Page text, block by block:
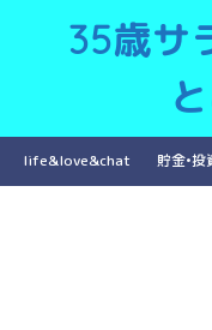
35歳サ
life&love&chat 貯金•投